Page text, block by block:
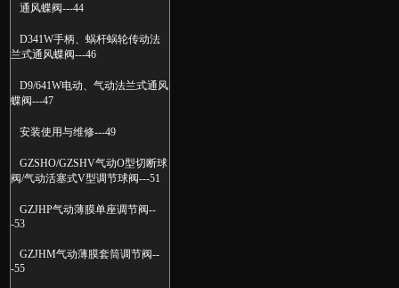
通风蝶阀---44
D341W手柄、蜗杆蜗轮传动法
兰式通风蝶阀---46
D9/641W电动、气动法兰式通风
蝶阀---47
安装使用与维修---49
GZSHO/GZSHV气动O型切断球
阀/气动活塞式V型调节球阀---51
GZJHP气动薄膜单座调节阀--
-53
GZJHM气动薄膜套筒调节阀--
-55